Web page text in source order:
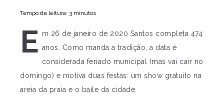
Tempo de leitura: 3 minutos
E m 26 de janeiro de 2020 Santos completa 474
anos. Como manda a tradição, a data é
considerada feriado municipal (mas vai cair no
domingo) e motiva duas festas: um show gratuito na
areia da praia e o baile da cidade.